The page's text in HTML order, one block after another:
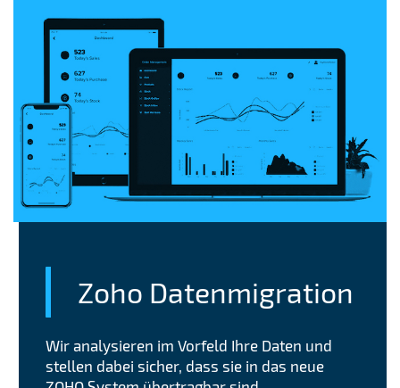
Zoho Datenmigration
Wir analysieren im Vorfeld Ihre Daten und
stellen dabei sicher, dass sie in das neue